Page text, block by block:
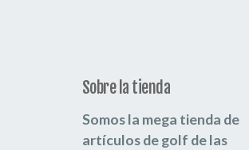
Sobre la tienda
Somos la mega tienda de
artículos de golf de las